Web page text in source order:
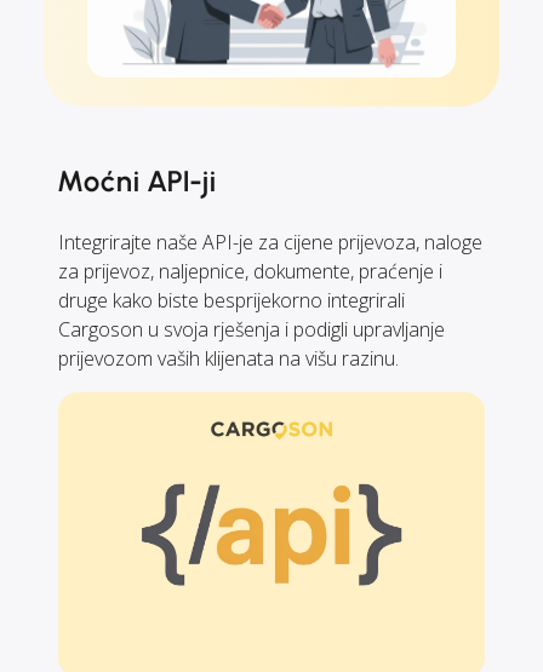
Moćni API-ji
Integrirajte naše API-je za cijene prijevoza, naloge
za prijevoz, naljepnice, dokumente, praćenje i
druge kako biste besprijekorno integrirali
Cargoson u svoja rješenja i podigli upravljanje
prijevozom vaših klijenata na višu razinu.